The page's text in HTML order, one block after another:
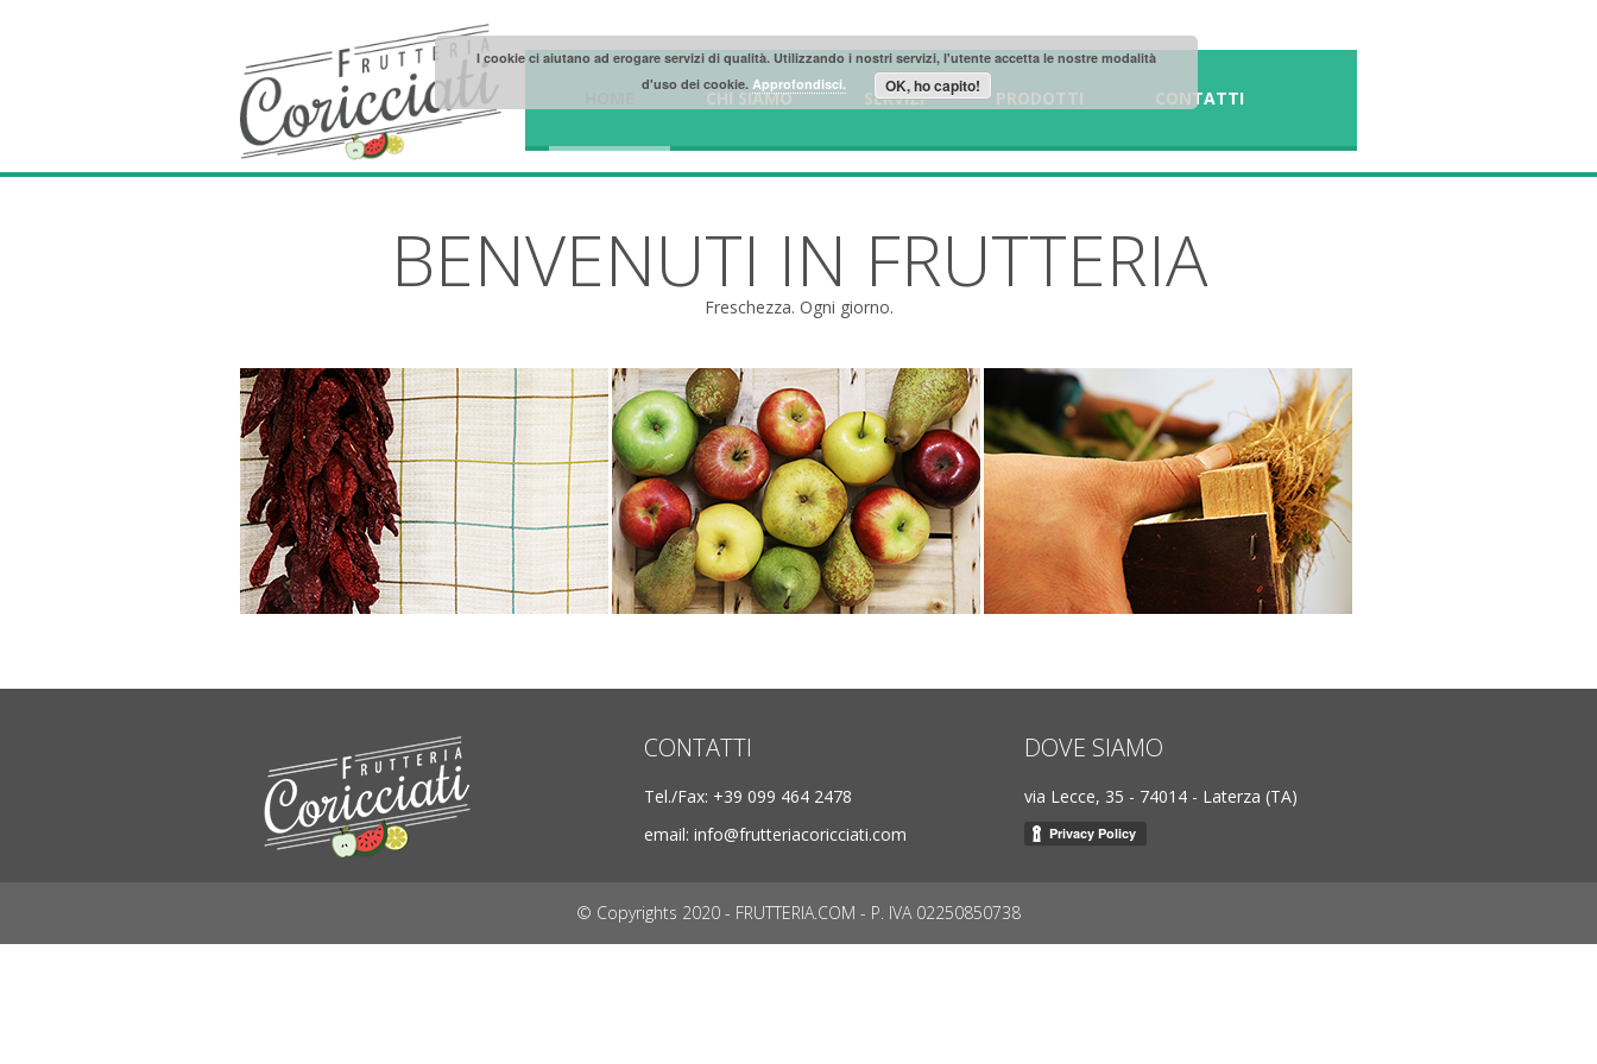
CHI SIAMO SERVIZI PRODOTTI CONTATTI
BENVENUTI IN FRUTTERIA
Freschezza. Ogni giorno.
CONTATTI
Tel./Fax: ‎+39 099 464 2478
email: info@frutteriacoricciati.com
DOVE SIAMO
via Lecce, 35 - 74014 - Laterza (TA)
© Copyrights 2020 - FRUTTERIA.COM - P. IVA 02250850738
I cookie ci aiutano ad erogare servizi di qualità. Utilizzando i nostri servizi, l'utente accetta le nostre modalità
d'uso dei cookie. Approfondisci. OK, ho capito!